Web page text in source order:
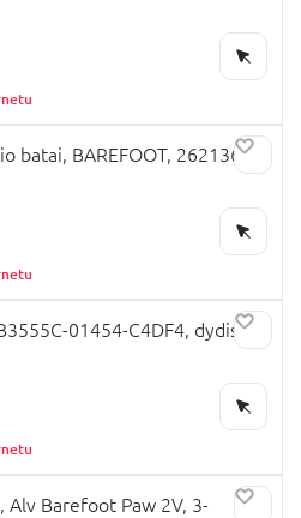
batai, BAREFOOT, 262136-
01454-C4DF4, dydis
Alv Barefoot Paw 2V, 3-